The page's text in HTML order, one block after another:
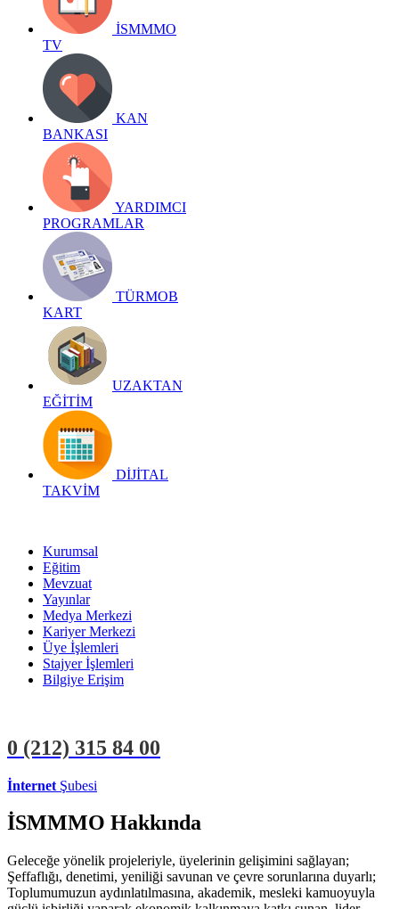
İSMMMO
TV
KAN
BANKASI
YARDIMCI
PROGRAMLAR
TÜRMOB
KART
UZAKTAN
EĞİTİM
DİJİTAL
TAKVİM
Kurumsal
Eğitim
Mevzuat
Yayınlar
Medya Merkezi
Kariyer Merkezi
Üye İşlemleri
Stajyer İşlemleri
Bilgiye Erişim
0 (212) 315 84 00
İnternet Şubesi
İSMMMO Hakkında
Geleceğe yönelik projeleriyle, üyelerinin gelişimini sağlayan;
Şeffaflığı, denetimi, yeniliği savunan ve çevre sorunlarına duyarlı;
Toplumumuzun aydınlatılmasına, akademik, mesleki kamuoyuyla